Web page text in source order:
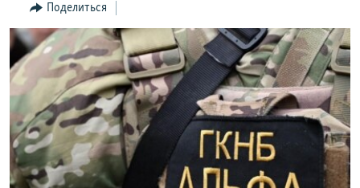
поискуЎЗБЕКЧА
ТОҶИКӢ
TÜRKMENÇE
Все сайты РСЕ/РС
Поделиться